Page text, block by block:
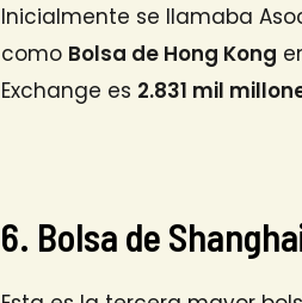
Inicialmente se llamaba
como Bolsa de Hong Kong
Exchange es 2.831 mil
6. Bolsa de